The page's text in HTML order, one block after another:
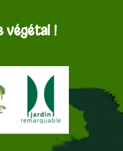
végétal !